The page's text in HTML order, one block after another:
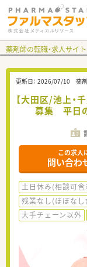
薬剤師の転職・求人サイ
更新日： 2026/07/10 薬
【大田区/池上
募集 平日
この求人
問い合わ
土日休み(相談可含
残業なし(ほぼなし
大手チェーン以外